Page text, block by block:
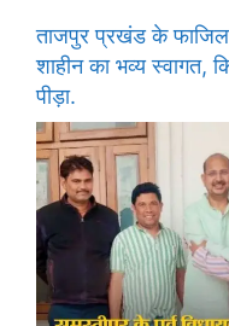
ताजपुर प्रखंड के
शाहीन का भव्य स्वागत,
पीड़ा.